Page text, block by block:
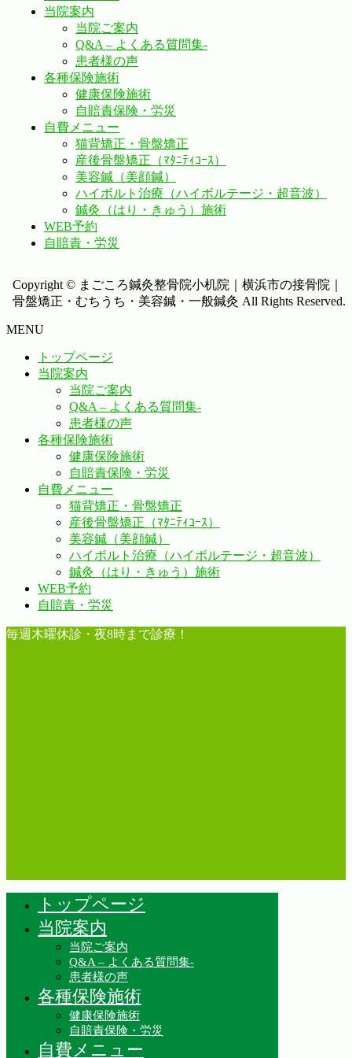
当院案内
当院ご案内
Q&A – よくある質問集-
患者様の声
各種保険施術
健康保険施術
自賠責保険・労災
自費メニュー
猫背矯正・骨盤矯正
産後骨盤矯正（ﾏﾀﾆﾃｨｺｰｽ）
美容鍼（美顔鍼）
ハイボルト治療（ハイボルテージ・超音波）
鍼灸（はり・きゅう）施術
WEB予約
自賠責・労災
Copyright © まごころ鍼灸整骨院小机院｜横浜市の接骨院｜
骨盤矯正・むちうち・美容鍼・一般鍼灸 All Rights Reserved.
MENU
トップページ
当院案内
当院ご案内
Q&A – よくある質問集-
患者様の声
各種保険施術
健康保険施術
自賠責保険・労災
自費メニュー
猫背矯正・骨盤矯正
産後骨盤矯正（ﾏﾀﾆﾃｨｺｰｽ）
美容鍼（美顔鍼）
ハイボルト治療（ハイボルテージ・超音波）
鍼灸（はり・きゅう）施術
WEB予約
自賠責・労災
毎週木曜休診・夜8時まで診療！
トップページ
当院案内
当院ご案内
Q&A – よくある質問集-
患者様の声
各種保険施術
健康保険施術
自賠責保険・労災
自費メニュー